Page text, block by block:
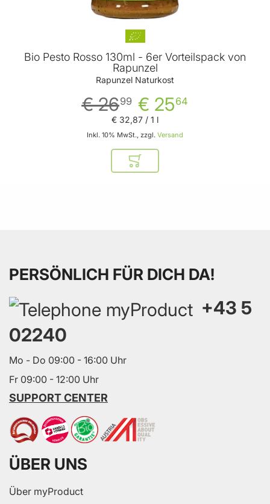
Bio Pesto Rosso 130ml - 6er Vorteilspack von
Rapunzel
Rapunzel Naturkost
€ 2564
€ 2699
Inkl. 10% MwSt., zzgl. Versand
€ 32,87 / 1 l
In den Warenkorb
PERSÖNLICH FÜR DICH DA!
+43 5
02240
Mo - Do 09:00 - 16:00 Uhr
Fr 09:00 - 12:00 Uhr
SUPPORT CENTER
ÜBER UNS
Über myProduct